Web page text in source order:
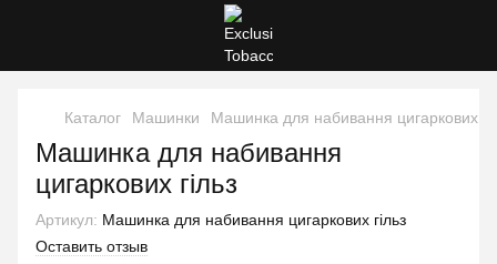
Каталог Машинки Машинка для набивання цигаркових
Машинка для набивання
цигаркових гільз
Артикул: Машинка для набивання цигаркових гільз
Оставить отзыв